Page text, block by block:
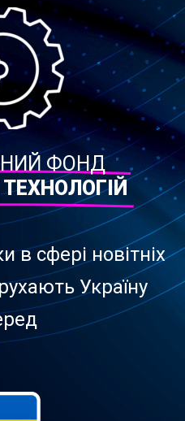
ФОНД
в сфері новітніх
Україну